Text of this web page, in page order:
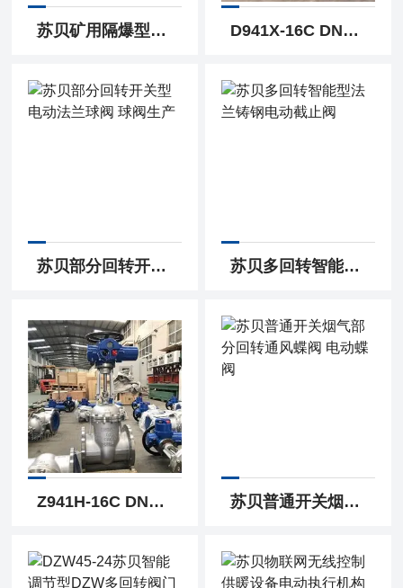
苏贝矿用隔爆型多回转阀门电动执行器 执行机构 D941X-16C DN150贝尔法兰铸钢调节型一体化电动蝶阀 执行机构
苏贝部分回转开关型电动法兰球阀 球阀生产 苏贝多回转智能型法兰铸钢电动截止阀
Z941H-16C DN200苏贝智能整体开关型多回转电动法兰闸阀 闸阀生产 苏贝普通开关烟气部分回转通风蝶阀 电动蝶阀